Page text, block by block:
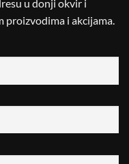
u donji okvir i
proizvodima i akcijama.